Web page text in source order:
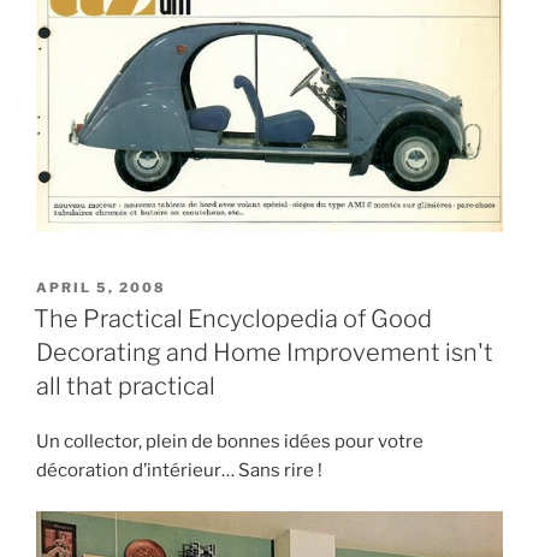
POSTED
ON
APRIL 5, 2008
The Practical Encyclopedia of Good
Decorating and Home Improvement isn't
all that practical
Un collector, plein de bonnes idées pour votre
décoration d’intérieur… Sans rire !